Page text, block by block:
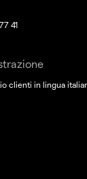
41
clienti in lingua